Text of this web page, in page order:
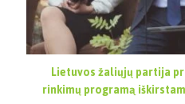
Lietuvos žaliųjų partija
rinkimų programą